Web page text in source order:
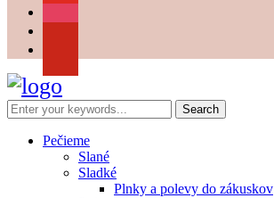
Pečieme
Slané
Sladké
Plnky a polevy do zákuskov